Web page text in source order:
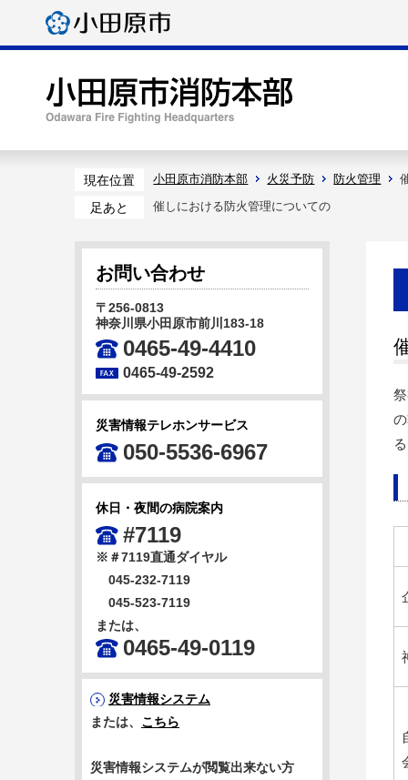
現在位置 小田原市消防本部 火災予防 防火管理
足あと 催しにおける防火管理についての
お問い合わせ
〒256-0813
神奈川県小田原市前川183-18
0465-49-4410
0465-49-2592
災害情報テレホンサービス
050-5536-6967
休日・夜間の病院案内
#7119
※＃7119直通ダイヤル
045-232-7119
045-523-7119
または、
0465-49-0119
災害情報システム
または、 こちら
災害情報システムが閲覧出来ない方